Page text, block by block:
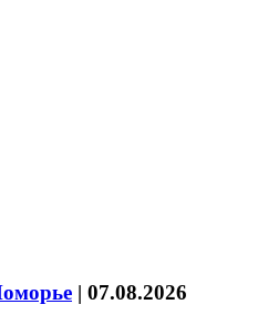
| 07.08.2026